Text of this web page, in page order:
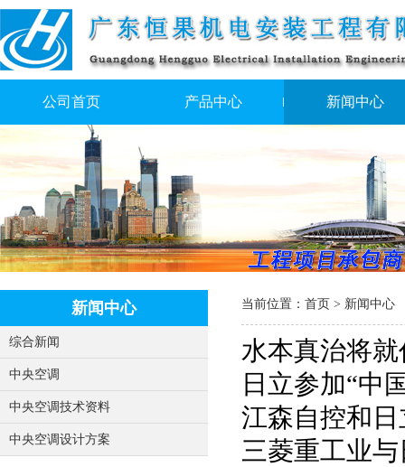
公司首页 产品中心 新闻中心
新闻中心
综合新闻
中央空调
中央空调技术资料
中央空调设计方案
当前位置： 首页 > 新闻中心
水本真治将
日立参加“中
江森自控和
三菱重工业